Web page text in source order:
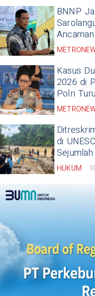
BNNP
Kasus
2026 di
Polri
di
HUKUM